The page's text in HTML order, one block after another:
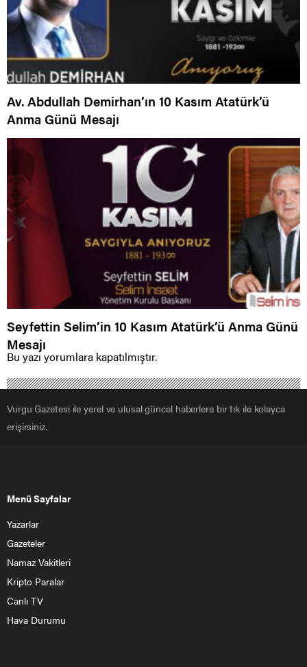
Av. Abdullah Demirhan’ın 10 Kasım Atatürk’ü
Anma Günü Mesajı
Seyfettin Selim’in 10 Kasım Atatürk’ü Anma Günü
Mesajı
Bu yazı yorumlara kapatılmıştır.
Vurgu Gazetesi ile yerel ve ulusal güncel haberlere bir tık ile kolayca
erişirsiniz.
Menü Sayfalar
Yazarlar
Gazeteler
Namaz Vakitleri
Kripto Paralar
Canlı TV
Hava Durumu